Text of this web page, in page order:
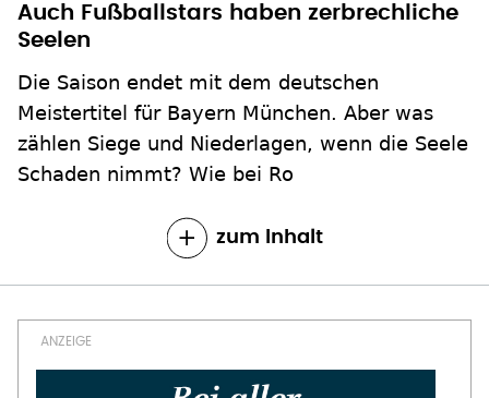
Auch Fußballstars haben zerbrechliche
Seelen
Die Saison endet mit dem deutschen
Meistertitel für Bayern München. Aber was
zählen Siege und Niederlagen, wenn die Seele
Schaden nimmt? Wie bei Ro
zum Inhalt